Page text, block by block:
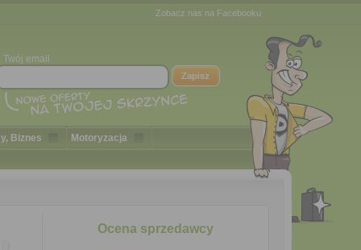
Twój email
Zobacz nas na Facebooku
Biznes
Motoryzacja
Ocena sprzedawcy